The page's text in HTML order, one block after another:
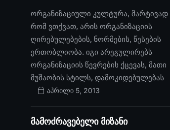
ორგანიზაციული კულტურა, მარტივად
რომ ვთქვათ, არის ორგანიზაციის
ღირებულებების, ნორმების, წესების
ერთობლიობა. იგი არეგულირებს
ორგანიზაციის წევრების ქცევას, მათი
მუშაობის სტილს, დამოკიდებულებას
აპრილი 5, 2013
მამოძრავებელი მიზანი